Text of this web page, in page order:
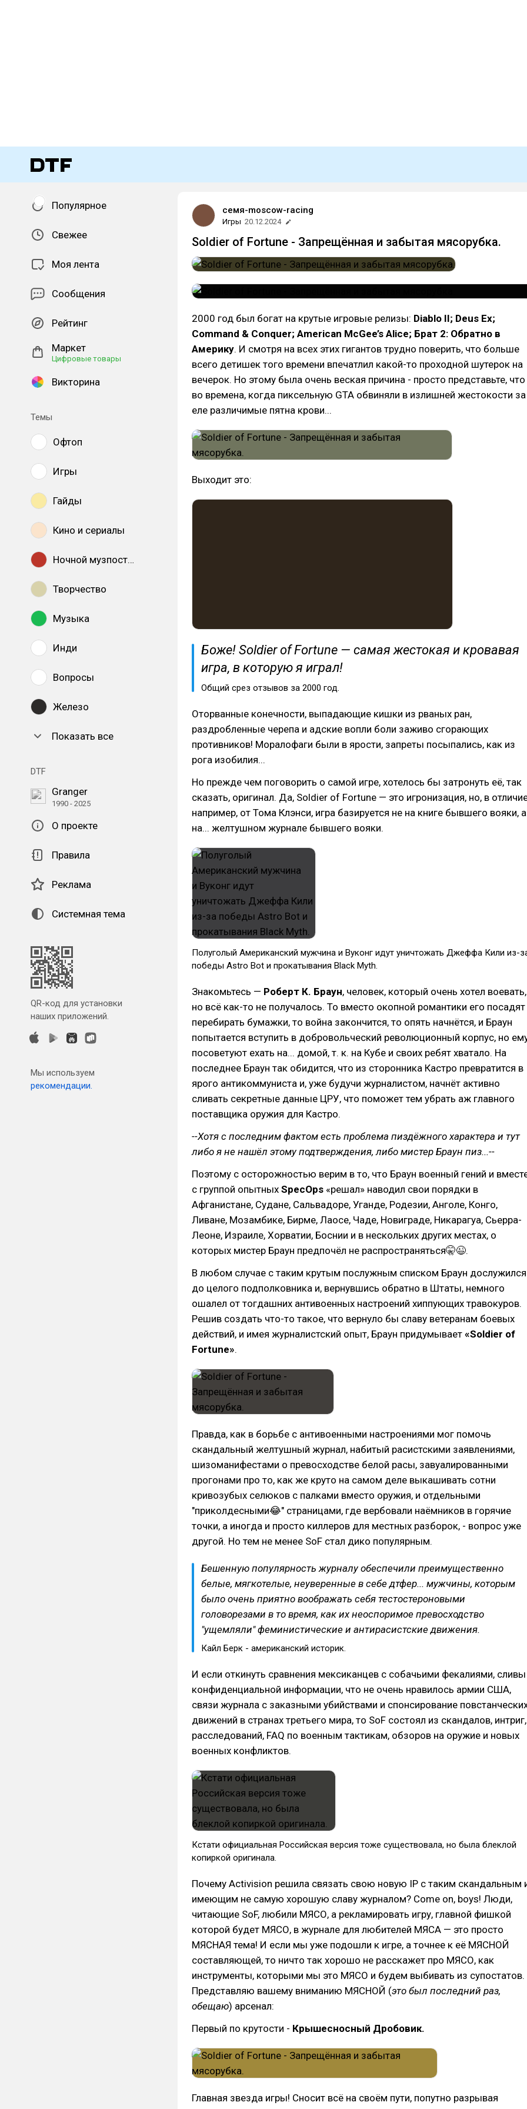
Популярное
Свежее
Моя лента
Сообщения
Рейтинг
Маркет
Цифровые товары
Викторина
Темы
Офтоп
Игры
Гайды
Кино и сериалы
Ночной музпостинг
Творчество
Музыка
Инди
Вопросы
Железо
Показать все
DTF
Granger
1990 - 2025
О проекте
Правила
Реклама
Системная тема
QR-код для установки
наших приложений.
Мы используем
рекомендации.
семя-moscow-racing
Игры 20.12.2024
Soldier of Fortune - Запрещённая и забытая мясорубка.
2000 год был богат на крутые игровые релизы: Diablo II; Deus Ex;
Command & Conquer; American McGee’s Alice; Брат 2: Обратно в
Америку. И смотря на всех этих гигантов трудно поверить, что больше
всего детишек того времени впечатлил какой-то проходной шутерок на
вечерок. Но этому была очень веская причина - просто представьте, что
во времена, когда пиксельную GTA обвиняли в излишней жестокости за
еле различимые пятна крови...
Выходит это:
Боже! Soldier of Fortune — самая жестокая и кровавая
игра, в которую я играл!
Общий срез отзывов за 2000 год.
Оторванные конечности, выпадающие кишки из рваных ран,
раздробленные черепа и адские вопли боли заживо сгорающих
противников! Моралофаги были в ярости, запреты посыпались, как из
рога изобилия...
Но прежде чем поговорить о самой игре, хотелось бы затронуть её, так
сказать, оригинал. Да, Soldier of Fortune — это игронизация, но, в
например, от Тома Клэнси, игра базируется не на книге бывшего вояки, а
на... желтушном журнале бывшего вояки.
Полуголый Американский мужчина и Вуконг идут уничтожать Джеффа Кили из-
победы Astro Bot и прокатывания Black Myth.
Знакомьтесь — Роберт К. Браун, человек, который очень хотел воевать,
но всё как-то не получалось. То вместо окопной романтики его посадят
перебирать бумажки, то война закончится, то опять начнётся, и Браун
попытается вступить в добровольческий революционный корпус, но
посоветуют ехать на... домой, т. к. на Кубе и своих ребят хватало. На
последнее Браун так обидится, что из сторонника Кастро превратится в
ярого антикоммуниста и, уже будучи журналистом, начнёт активно
сливать секретные данные ЦРУ, что поможет тем убрать аж главного
поставщика оружия для Кастро.
--Хотя с последним фактом есть проблема пиздёжного характера и тут
либо я не нашёл этому подтверждения, либо мистер Браун пиз...--
Поэтому с осторожностью верим в то, что Браун военный гений и
с группой опытных SpecOps «решал» наводил свои порядки в
Афганистане, Судане, Сальвадоре, Уганде, Родезии, Анголе, Конго,
Ливане, Мозамбике, Бирме, Лаосе, Чаде, Новиграде, Никарагуа, Сьерра-
Леоне, Израиле, Хорватии, Боснии и в нескольких других местах, о
которых мистер Браун предпочёл не распространяться🤫😉.
В любом случае с таким крутым послужным списком Браун дослужился
до целого подполковника и, вернувшись обратно в Штаты, немного
ошалел от тогдашних антивоенных настроений хиппующих травокуров.
Решив создать что-то такое, что вернуло бы славу ветеранам боевых
действий, и имея журналистский опыт, Браун придумывает «Soldier of
Fortune».
Правда, как в борьбе с антивоенными настроениями мог помочь
скандальный желтушный журнал, набитый расистскими заявлениями,
шизоманифестами о превосходстве белой расы, завуалированными
прогонами про то, как же круто на самом деле выкашивать сотни
кривозубых селюков с палками вместо оружия, и отдельными
"приколдесными😂" страницами, где вербовали наёмников в горячие
точки, а иногда и просто киллеров для местных разборок, - вопрос уже
другой. Но тем не менее SoF стал дико популярным.
Бешенную популярность журналу обеспечили преимущественно
белые, мягкотелые, неуверенные в себе дтфер... мужчины, которым
было очень приятно воображать себя тестостероновыми
головорезами в то время, как их неоспоримое превосходство
"ущемляли" феминистические и антирасистские движения.
Кайл Берк - американский историк.
И если откинуть сравнения мексиканцев с собачьими фекалиями, сливы
конфиденциальной информации, что не очень нравилось армии США,
связи журнала с заказными убийствами и спонсирование
движений в странах третьего мира, то SoF состоял из скандалов, интриг,
расследований, FAQ по военным тактикам, обзоров на оружие и новых
военных конфликтов.
Кстати официальная Российская версия тоже существовала, но была блеклой
копиркой оригинала.
Почему Activision решила связать свою новую IP с таким скандальным
имеющим не самую хорошую славу журналом? Come on, boys! Люди,
читающие SoF, любили МЯСО, а рекламировать игру, главной фишкой
которой будет МЯСО, в журнале для любителей МЯСА — это просто
МЯСНАЯ тема! И если мы уже подошли к игре, а точнее к её МЯСНОЙ
составляющей, то ничто так хорошо не расскажет про МЯСО, как
инструменты, которыми мы это МЯСО и будем выбивать из супостатов.
Представляю вашему вниманию МЯСНОЙ (это был последний раз,
обещаю) арсенал:
Первый по крутости - Крышесносный Дробовик.
Главная звезда игры! Сносит всё на своём пути, попутно разрывая